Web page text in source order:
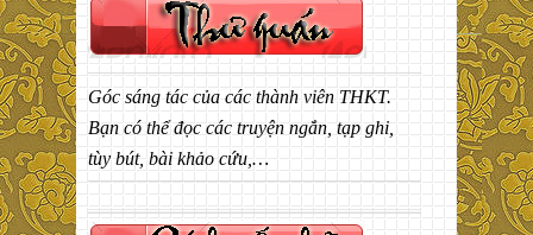
Góc sáng tác của các thành viên THKT.
Bạn có thể đọc các truyện ngắn, tạp ghi,
tùy bút, bài khảo cứu,…